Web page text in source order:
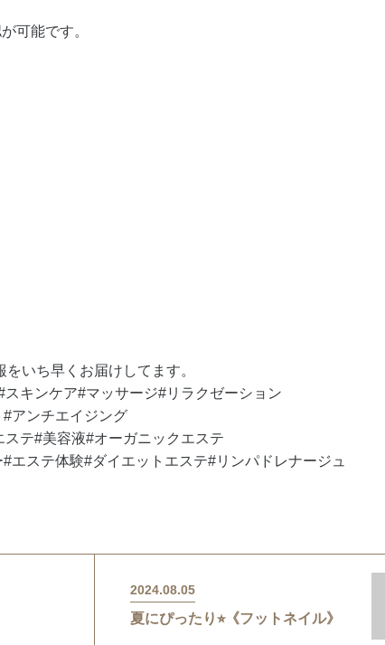
可能です。
いち早くお届けしてます。
キンケア#マッサージ#リラクゼーション
アンチエイジング
テ#美容液#オーガニックエステ
ステ体験#ダイエットエステ#リンパドレナージュ
2024.08.05
夏にぴったり⭐︎《フットネイル》